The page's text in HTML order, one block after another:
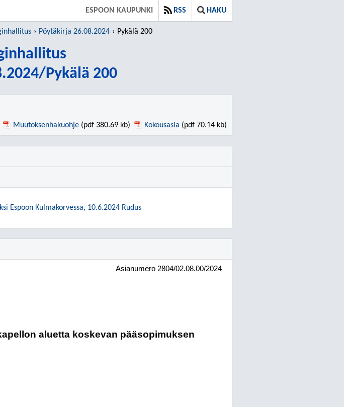
ESPOON KAUPUNKI RSS HAKU
Pöytäkirja 26.08.2024 Pykälä 200
Pykälä 200
Muutoksenhakuohje (pdf 380.69 kb) Kokousasia (pdf 70.14 kb)
Espoon Kulmakorvessa, 10.6.2024 Rudus
Asianumero 2804/02.08.00/2024
aluetta koskevan pääsopimuksen